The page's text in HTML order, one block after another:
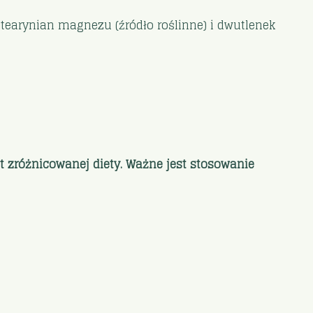
magnezu (źródło roślinne) i dwutlenek
diety. Ważne jest stosowanie